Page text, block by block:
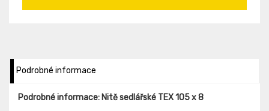
Podrobné informace
Podrobné informace: Nitě sedlářské TEX 105 x 8